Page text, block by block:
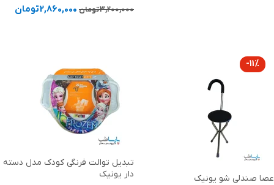
3,200,000تومان 2,860,000تومان
-11%
عصا صندلی شو یونیک
تبدیل توالت فرنگی کودک مدل دسته
دار یونیک